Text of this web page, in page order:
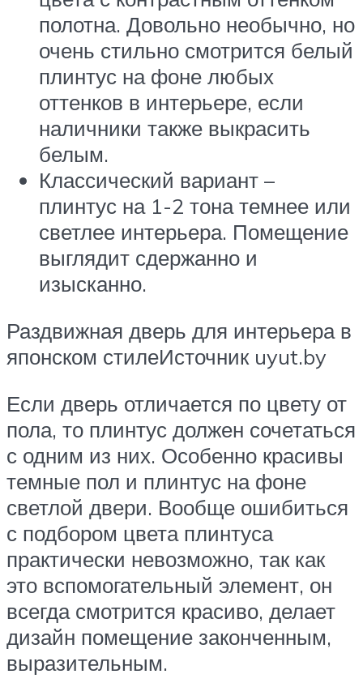
полотна. Довольно необычно, но
очень стильно смотрится белый
плинтус на фоне любых
оттенков в интерьере, если
наличники также выкрасить
белым.
Классический вариант –
плинтус на 1-2 тона темнее или
светлее интерьера. Помещение
выглядит сдержанно и
изысканно.
Раздвижная дверь для интерьера в
японском стилеИсточник uyut.by
Если дверь отличается по цвету от
пола, то плинтус должен сочетаться
с одним из них. Особенно красивы
темные пол и плинтус на фоне
светлой двери. Вообще ошибиться
с подбором цвета плинтуса
практически невозможно, так как
это вспомогательный элемент, он
всегда смотрится красиво, делает
дизайн помещение законченным,
выразительным.